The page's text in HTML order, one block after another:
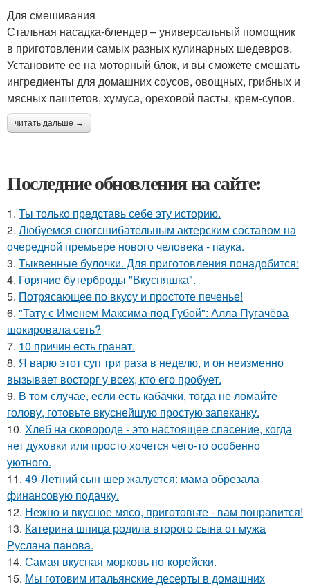
Для смешивания
Стальная насадка-блендер – универсальный помощник
в приготовлении самых разных кулинарных шедевров.
Установите ее на моторный блок, и вы сможете смешать
ингредиенты для домашних соусов, овощных, грибных и
мясных паштетов, хумуса, ореховой пасты, крем-супов.
читать дальше →
Последние обновления на сайте:
1. Ты только представь себе эту историю.
2. Любуемся сногсшибательным актерским составом на
очередной премьере нового человека - паука.
3. Тыквенные булочки. Для приготовления понадобится:
4. Горячие бутерброды "Вкусняшка".
5. Потрясающее по вкусу и простоте печенье!
6. "Тату с Именем Максима под Губой": Алла Пугачёва
шокировала сеть?
7. 10 причин есть гранат.
8. Я варю этот суп три раза в неделю, и он неизменно
вызывает восторг у всех, кто его пробует.
9. В том случае, если есть кабачки, тогда не ломайте
голову, готовьте вкуснейшую простую запеканку.
10. Хлеб на сковороде - это настоящее спасение, когда
нет духовки или просто хочется чего-то особенно
уютного.
11. 49-Летний сын шер жалуется: мама обрезала
финансовую подачку.
12. Нежно и вкусное мясо, приготовьте - вам понравится!
13. Катерина шпица родила второго сына от мужа
Руслана панова.
14. Самая вкусная морковь по-корейски.
15. Мы готовим итальянские десерты в домашних